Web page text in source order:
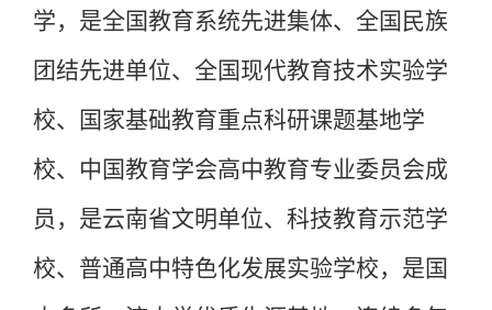
学，是全国教育系统先进集体、全国民族
团结先进单位、全国现代教育技术实验学
校、国家基础教育重点科研课题基地学
校、中国教育学会高中教育专业委员会成
员，是云南省文明单位、科技教育示范学
校、普通高中特色化发展实验学校，是国